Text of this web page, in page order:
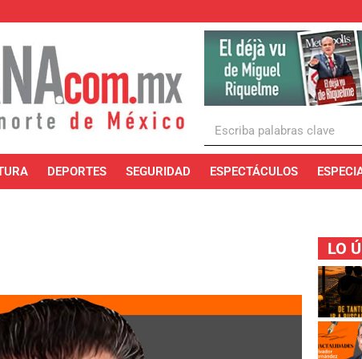
DEPORTES SEGURIDAD ESPECTÁCULOS
LO